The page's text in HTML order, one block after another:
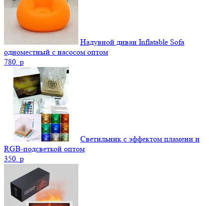
Надувной диван Inflatable Sofa
одноместный с насосом оптом
780. p
Светильник с эффектом пламени и
RGB-подсветкой оптом
350. p